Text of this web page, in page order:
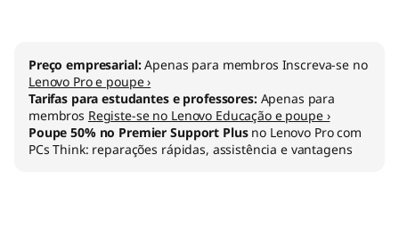
Preço empresarial:Apenas para membros Inscreva-se no
Lenovo Pro e poupe ›
Tarifas para estudantes e professores: Apenas para
membros Registe-se no Lenovo Educação e poupe ›
Poupe 50% no Premier Support Plusno Lenovo Pro com
PCs Think: reparações rápidas, assistência e vantagens